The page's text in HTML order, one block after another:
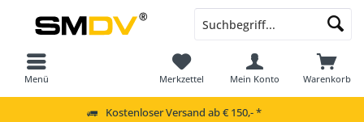
Menü Warenkorb
Merkzettel Mein Konto
Kostenloser Versand ab € 150,- *